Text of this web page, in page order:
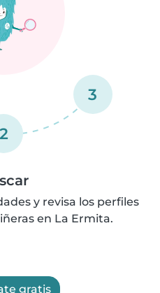
2
3
y revisa los perfiles
en La Ermita.
gratis